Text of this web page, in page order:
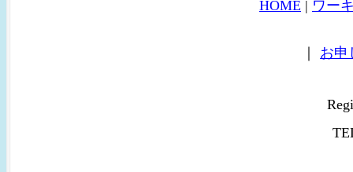
HOME | ワー
お申